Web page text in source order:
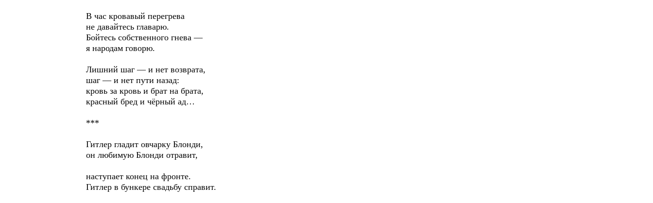
В час кровавый перегрева
не давайтесь главарю.
Бойтесь собственного гнева —
я народам говорю.
Лишний шаг — и нет возврата,
шаг — и нет пути назад:
кровь за кровь и брат на брата,
красный бред и чёрный ад…
***
Гитлер гладит овчарку Блонди,
он любимую Блонди отравит,
наступает конец на фронте.
Гитлер в бункере свадьбу справит.